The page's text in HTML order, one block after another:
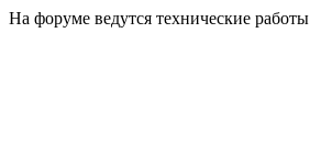
На форуме ведутся технические работы